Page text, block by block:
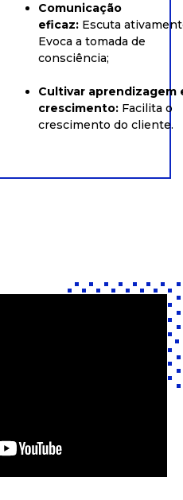
Comunicação
eficaz: Escuta
Evoca a tomada de
consciência;
Cultivar aprendizagem
crescimento: Facilita o
crescimento do cliente.